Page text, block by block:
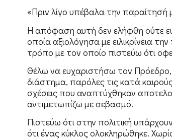
«Πριν λίγο υπέβαλα την
Η απόφαση αυτή δεν ελήφθη ούτε
οποία αξιολόγησα με ειλικρίνεια
τρόπο με τον οποίο πιστεύω ότι
Θέλω να ευχαριστήσω τον
διάστημα, παρόλες τις κατά
σχέσεις που αναπτύχθηκαν
αντιμετωπίζω με σεβασμό.
Πιστεύω ότι στην πολιτική
ότι ένας κύκλος ολοκληρώθηκε.